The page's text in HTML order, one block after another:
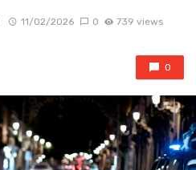
11/02/2026 0 739 views
0